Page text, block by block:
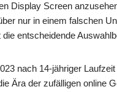
Display Screen
nur in einem falschen
die entscheidende
nach 14-jähriger
Ära der zufälligen online